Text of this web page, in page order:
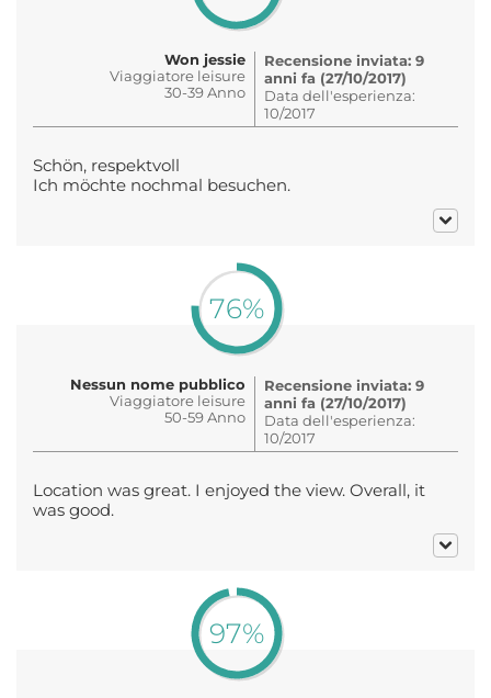
Won jessie
Viaggiatore leisure
30-39 Anno
Recensione inviata: 9
anni fa (27/10/2017)
Data dell'esperienza:
10/2017
Schön, respektvoll
Ich möchte nochmal besuchen.
76%
Nessun nome pubblico
Viaggiatore leisure
50-59 Anno
Recensione inviata: 9
anni fa (27/10/2017)
Data dell'esperienza:
10/2017
Location was great. I enjoyed the view. Overall, it
was good.
97%